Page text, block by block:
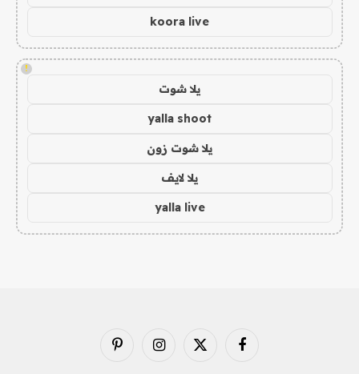
koora live
!
يلا شوت
yalla shoot
يلا شوت زون
يلا لايف
yalla live
فيسبوك X
الانستغرامبينتيريست